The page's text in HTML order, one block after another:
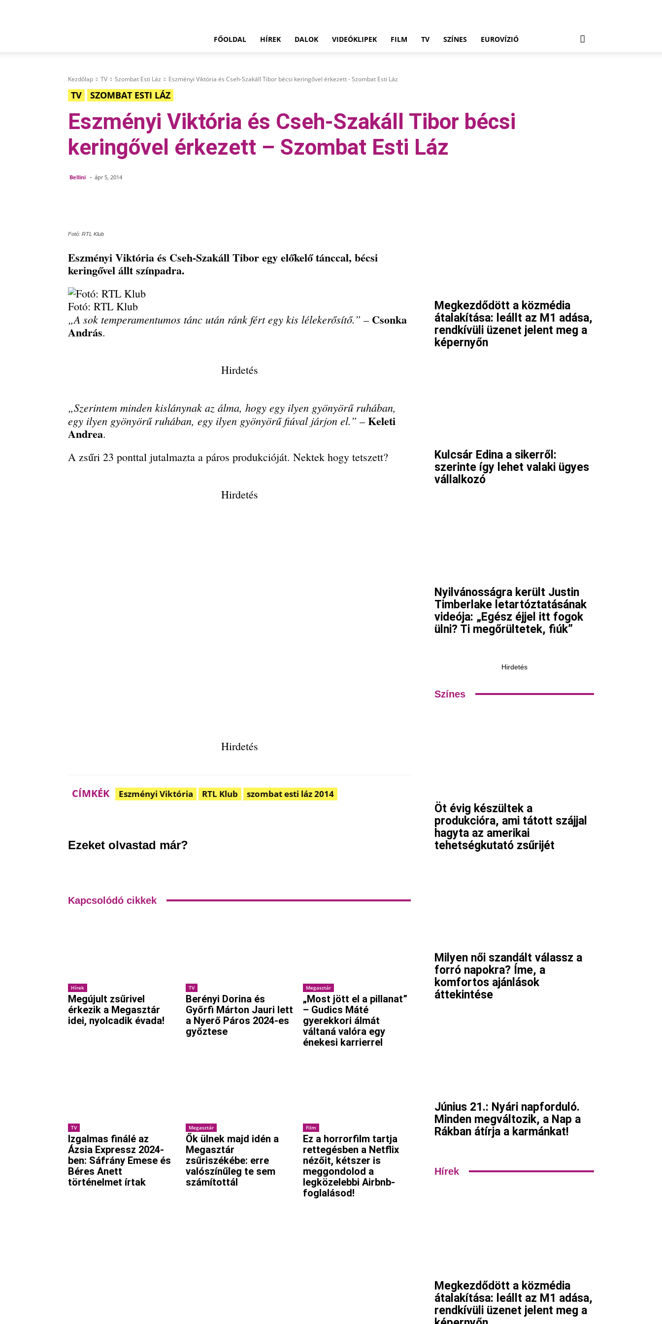
FŐOLDAL HÍREK DALOK VIDEÓKLIPEK FILM TV SZÍNES EUROVÍZIÓ
Kezdőlap TV Szombat Esti Láz Eszményi Viktória és Cseh-Szakáll Tibor bécsi keringővel érkezett - Szombat Esti Láz
TV SZOMBAT ESTI LÁZ
Eszményi Viktória és Cseh-Szakáll Tibor bécsi
keringővel érkezett – Szombat Esti Láz
Bellini - ápr 5, 2014
Fotó: RTL Klub
Eszményi Viktória és Cseh-Szakáll Tibor egy előkelő tánccal, bécsi
keringővel állt színpadra.
Fotó: RTL Klub
„A sok temperamentumos tánc után ránk fért egy kis lélekerősítő.” – Csonka
András.
Hirdetés
„Szerintem minden kislánynak az álma, hogy egy ilyen gyönyörű ruhában,
egy ilyen gyönyörű ruhában, egy ilyen gyönyörű fiúval járjon el.” – Keleti
Andrea.
A zsűri 23 ponttal jutalmazta a páros produkcióját. Nektek hogy tetszett?
Hirdetés
Hirdetés
CÍMKÉK Eszményi Viktória RTL Klub szombat esti láz 2014
Viber
Ezeket olvastad már?
Kapcsolódó cikkek
Hírek
Megújult zsűrivel
érkezik a Megasztár
idei, nyolcadik évada!
TV
Berényi Dorina és
Győrfi Márton Jauri lett
a Nyerő Páros 2024-es
győztese
Megasztár
„Most jött el a pillanat”
– Gudics Máté
gyerekkori álmát
váltaná valóra egy
énekesi karrierrel
TV
Izgalmas finálé az
Ázsia Expressz 2024-
ben: Sáfrány Emese és
Béres Anett
történelmet írtak
Megasztár
Ők ülnek majd idén a
Megasztár
zsűriszékébe: erre
valószínűleg te sem
számítottál
Film
Ez a horrorfilm tartja
rettegésben a Netflix
nézőit, kétszer is
meggondolod a
legközelebbi Airbnb-
foglalásod!
Megkezdődött a közmédia
átalakítása: leállt az M1 adása,
rendkívüli üzenet jelent meg a
képernyőn
Kulcsár Edina a sikerről:
szerinte így lehet valaki ügyes
vállalkozó
Nyilvánosságra került Justin
Timberlake letartóztatásának
videója: „Egész éjjel itt fogok
ülni? Ti megőrültetek, fiúk”
Hirdetés
Színes
Öt évig készültek a
produkcióra, ami tátott szájjal
hagyta az amerikai
tehetségkutató zsűrijét
Milyen női szandált válassz a
forró napokra? Íme, a
komfortos ajánlások
áttekintése
Június 21.: Nyári napforduló.
Minden megváltozik, a Nap a
Rákban átírja a karmánkat!
Hírek
Megkezdődött a közmédia
átalakítása: leállt az M1 adása,
rendkívüli üzenet jelent meg a